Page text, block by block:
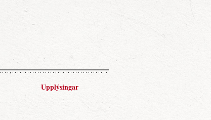
Upplýsingar